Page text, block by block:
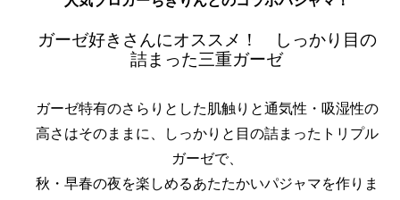
ガーゼ好きさんにオススメ！ しっかり目の
詰まった三重ガーゼ
ガーゼ特有のさらりとした肌触りと通気性・吸湿性の
高さはそのままに、しっかりと目の詰まったトリプル
ガーゼで、
秋・早春の夜を楽しめるあたたかいパジャマを作りま